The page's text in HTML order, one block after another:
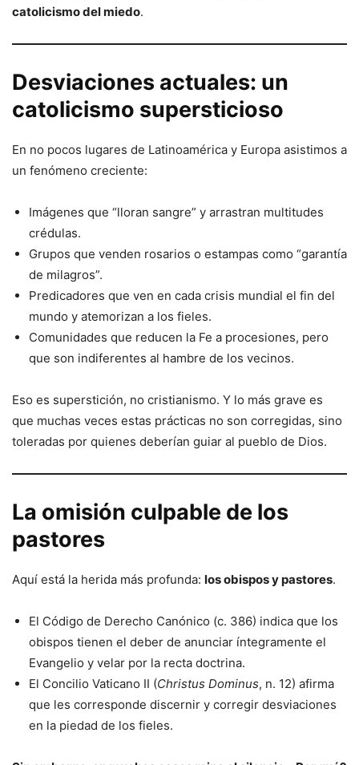
catolicismo del miedo.
Desviaciones actuales: un
catolicismo supersticioso
En no pocos lugares de Latinoamérica y Europa asistimos a
un fenómeno creciente:
Imágenes que “lloran sangre” y arrastran multitudes
crédulas.
Grupos que venden rosarios o estampas como “garantía
de milagros”.
Predicadores que ven en cada crisis mundial el fin del
mundo y atemorizan a los fieles.
Comunidades que reducen la Fe a procesiones, pero
que son indiferentes al hambre de los vecinos.
Eso es superstición, no cristianismo. Y lo más grave es
que muchas veces estas prácticas no son corregidas, sino
toleradas por quienes deberían guiar al pueblo de Dios.
La omisión culpable de los
pastores
Aquí está la herida más profunda: los obispos y pastores.
El Código de Derecho Canónico (c. 386) indica que los
obispos tienen el deber de anunciar íntegramente el
Evangelio y velar por la recta doctrina.
El Concilio Vaticano II (Christus Dominus, n. 12) afirma
que les corresponde discernir y corregir desviaciones
en la piedad de los fieles.